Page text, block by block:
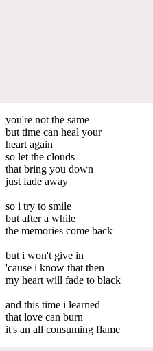
you're not the same
but time can heal your
heart again
so let the clouds
that bring you down
just fade away
so i try to smile
but after a while
the memories come back
but i won't give in
'cause i know that then
my heart will fade to black
and this time i learned
that love can burn
it's an all consuming flame